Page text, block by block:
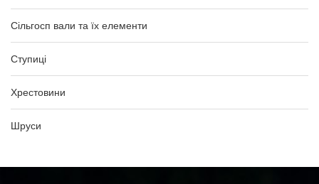
Сільгосп вали та їх елементи
Ступиці
Хрестовини
Шруси